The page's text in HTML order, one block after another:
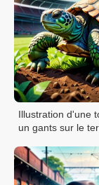
Illustration d'une
un gants sur le